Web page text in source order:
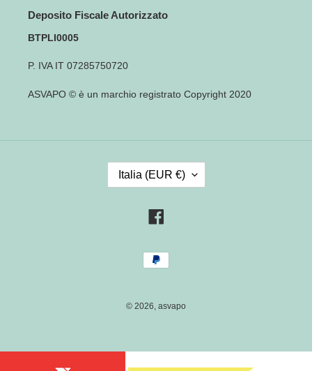
Deposito Fiscale Autorizzato
BTPLI0005
P. IVA IT 07285750720
ASVAPO © è un marchio registrato Copyright 2020
Italia (EUR €)
Metodi
di
© 2026, asvapo